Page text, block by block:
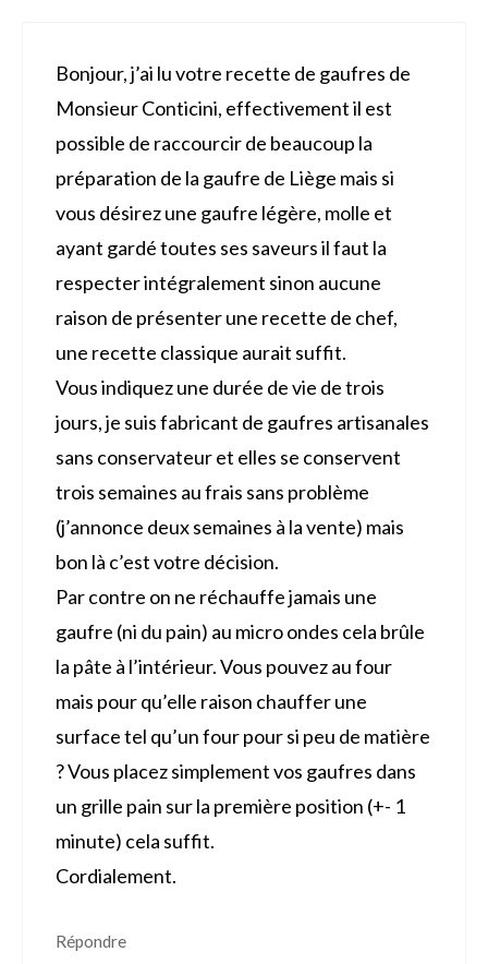
Bonjour, j’ai lu votre recette de gaufres de
Monsieur Conticini, effectivement il est
possible de raccourcir de beaucoup la
préparation de la gaufre de Liège mais si
vous désirez une gaufre légère, molle et
ayant gardé toutes ses saveurs il faut la
respecter intégralement sinon aucune
raison de présenter une recette de chef,
une recette classique aurait suffit.
Vous indiquez une durée de vie de trois
jours, je suis fabricant de gaufres artisanales
sans conservateur et elles se conservent
trois semaines au frais sans problème
(j’annonce deux semaines à la vente) mais
bon là c’est votre décision.
Par contre on ne réchauffe jamais une
gaufre (ni du pain) au micro ondes cela brûle
la pâte à l’intérieur. Vous pouvez au four
mais pour qu’elle raison chauffer une
surface tel qu’un four pour si peu de matière
? Vous placez simplement vos gaufres dans
un grille pain sur la première position (+- 1
minute) cela suffit.
Cordialement.
Répondre